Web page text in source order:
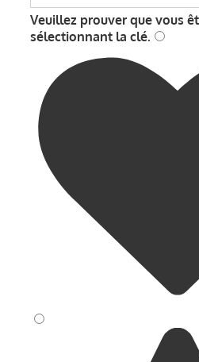
Veuillez prouver que vous
sélectionnant la clé.